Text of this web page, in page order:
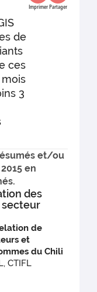
de
ces
3
Imprimer Partager
et/ou
en
des
de
et
du Chili
CTIFL